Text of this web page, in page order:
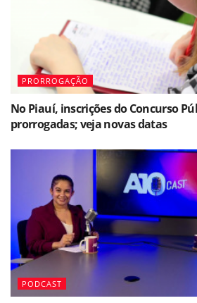
PRORROGAÇÃO
No Piauí, inscrições do Concurso
prorrogadas; veja novas datas
PODCAST